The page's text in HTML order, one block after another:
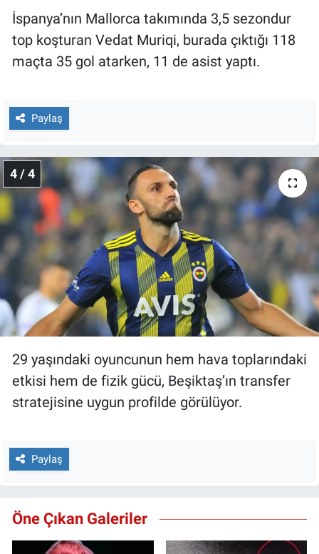
İspanya’nın Mallorca takımında 3,5 sezondur
top koşturan Vedat Muriqi, burada çıktığı 118
maçta 35 gol atarken, 11 de asist yaptı.
Paylaş
4 / 4
29 yaşındaki oyuncunun hem hava toplarındaki
etkisi hem de fizik gücü, Beşiktaş’ın transfer
stratejisine uygun profilde görülüyor.
Paylaş
Öne Çıkan Galeriler